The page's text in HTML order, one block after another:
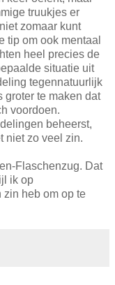
truukjes er
zomaar kunt
tip om ook mentaal
heel precies de
situatie uit
tegennatuurlijk
groter te maken dat
voordoen.
beheerst,
niet zo veel zin.
Flaschenzug. Dat
ik op
heb om op te